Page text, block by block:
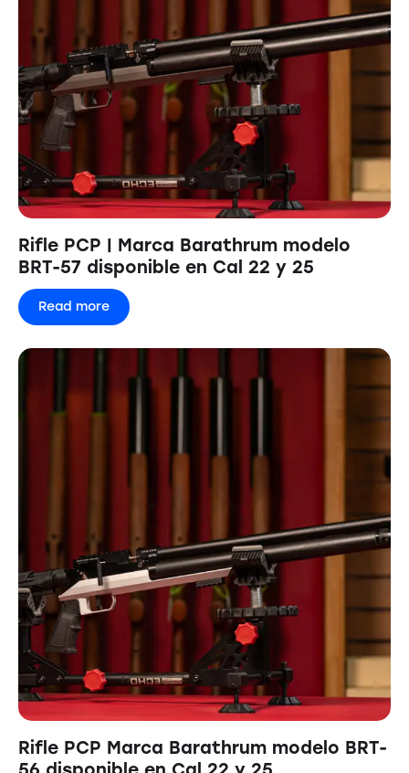
Rifle PCP | Marca Barathrum modelo
BRT-57 disponible en Cal 22 y 25
Read more
Rifle PCP Marca Barathrum modelo BRT-